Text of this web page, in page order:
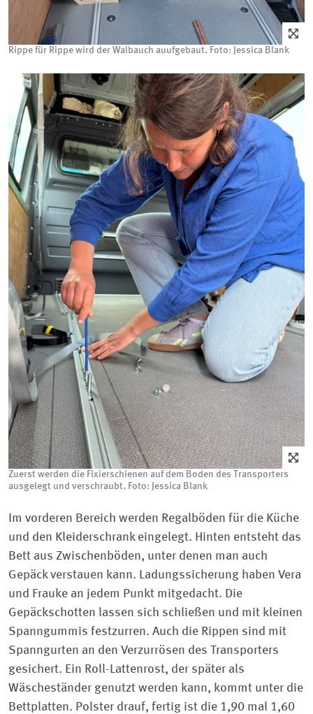
Rippe für Rippe wird der Walbauch auufgebaut. Foto: Jessica Blank
Zuerst werden die Fixierschienen auf dem Boden des Transporters
ausgelegt und verschraubt. Foto: Jessica Blank
Im vorderen Bereich werden Regalböden für die Küche
und den Kleiderschrank eingelegt. Hinten entsteht das
Bett aus Zwischenböden, unter denen man auch
Gepäck verstauen kann. Ladungssicherung haben Vera
und Frauke an jedem Punkt mitgedacht. Die
Gepäckschotten lassen sich schließen und mit kleinen
Spanngummis festzurren. Auch die Rippen sind mit
Spanngurten an den Verzurrösen des Transporters
gesichert. Ein Roll-Lattenrost, der später als
Wäscheständer genutzt werden kann, kommt unter die
Bettplatten. Polster drauf, fertig ist die 1,90 mal 1,60